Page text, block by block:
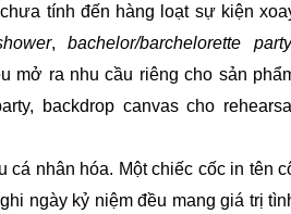
tính đến hàng loạt sự kiện
,bachelor/barchelorette
mở ra nhu cầu riêng cho sản
backdrop canvas cho rehearsal
cá nhân hóa. Một chiếc cốc in tên
ngày kỷ niệm đều mang giá trị